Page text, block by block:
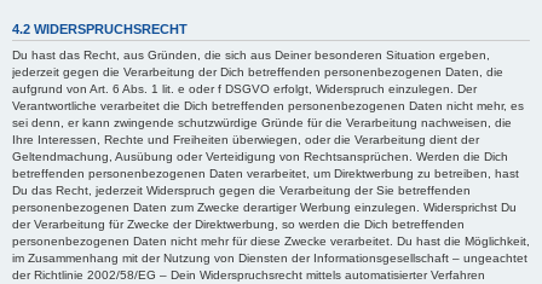
4.2 WIDERSPRUCHSRECHT
Du hast das Recht, aus Gründen, die sich aus Deiner besonderen Situation ergeben,
jederzeit gegen die Verarbeitung der Dich betreffenden personenbezogenen Daten, die
aufgrund von Art. 6 Abs. 1 lit. e oder f DSGVO erfolgt, Widerspruch einzulegen. Der
Verantwortliche verarbeitet die Dich betreffenden personenbezogenen Daten nicht mehr, es
sei denn, er kann zwingende schutzwürdige Gründe für die Verarbeitung nachweisen, die
Ihre Interessen, Rechte und Freiheiten überwiegen, oder die Verarbeitung dient der
Geltendmachung, Ausübung oder Verteidigung von Rechtsansprüchen. Werden die Dich
betreffenden personenbezogenen Daten verarbeitet, um Direktwerbung zu betreiben, hast
Du das Recht, jederzeit Widerspruch gegen die Verarbeitung der Sie betreffenden
personenbezogenen Daten zum Zwecke derartiger Werbung einzulegen. Widersprichst Du
der Verarbeitung für Zwecke der Direktwerbung, so werden die Dich betreffenden
personenbezogenen Daten nicht mehr für diese Zwecke verarbeitet. Du hast die Möglichkeit,
im Zusammenhang mit der Nutzung von Diensten der Informationsgesellschaft – ungeachtet
der Richtlinie 2002/58/EG – Dein Widerspruchsrecht mittels automatisierter Verfahren